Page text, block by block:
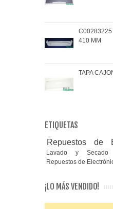
C00283225
410 MM
TAPA
ETIQUETAS
Repuestos de
Lavado y Secado
Repuestos de
¡LO MÁS VENDIDO!